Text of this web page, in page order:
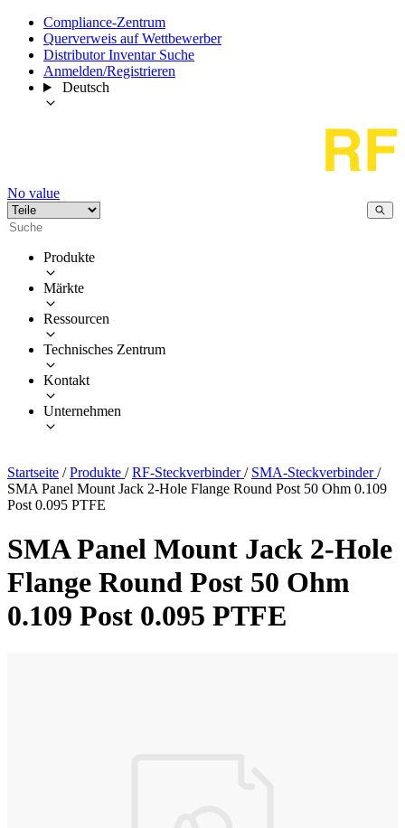
Compliance-Zentrum
Querverweis auf Wettbewerber
Distributor Inventar Suche
Anmelden/Registrieren
Deutsch
No value
Produkte
Märkte
Ressourcen
Technisches Zentrum
Kontakt
Unternehmen
Startseite / Produkte / RF-Steckverbinder/ SMA-Steckverbinder/
SMA Panel Mount Jack 2-Hole Flange Round Post 50 Ohm 0.109
Post 0.095 PTFE
SMA Panel Mount Jack 2-Hole
Flange Round Post 50 Ohm
0.109 Post 0.095 PTFE